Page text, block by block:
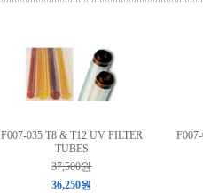
F007-035 T8 & T12 UV FILTER
TUBES
37,500원
36,250원